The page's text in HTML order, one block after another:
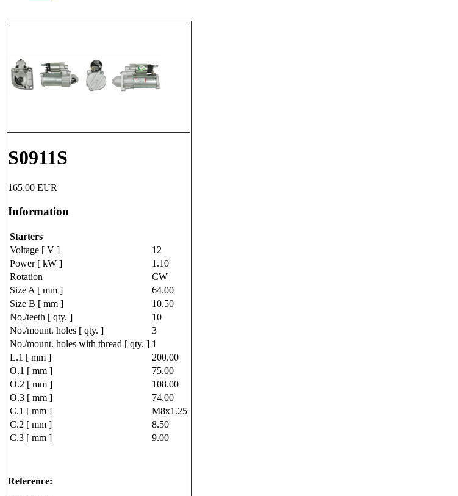
S0911S
165.00 EUR
Information
Starters
Voltage [ V ]
12
Power [ kW ]
1.10
Rotation
CW
Size A [ mm ]
64.00
Size B [ mm ]
10.50
No./teeth [ qty. ]
10
No./mount. holes [ qty. ]
3
No./mount. holes with thread [ qty. ] 1
L.1 [ mm ]
200.00
O.1 [ mm ]
75.00
O.2 [ mm ]
108.00
O.3 [ mm ]
74.00
C.1 [ mm ]
M8x1.25
C.2 [ mm ]
8.50
C.3 [ mm ]
9.00
Reference: